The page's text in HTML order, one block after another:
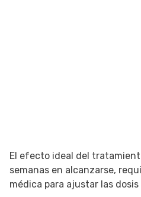
El efecto ideal del
semanas en alcanzarse,
médica para ajustar las